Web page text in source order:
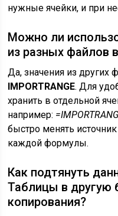
нужные ячейки, и при
Можно ли
из разных файлов
Да, значения из других
IMPORTRANGE. Для
хранить в отдельной
например:
быстро менять
каждой формулы.
Как подтянуть
Таблицы в другую
копирования?